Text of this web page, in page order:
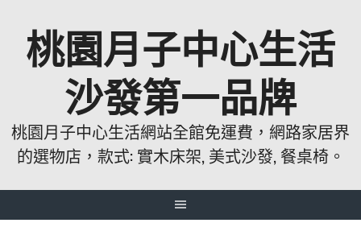
桃園月子中心生活
沙發第一品牌
桃園月子中心生活網站全館免運費，網路家居界
的選物店，款式: 實木床架, 美式沙發, 餐桌椅。